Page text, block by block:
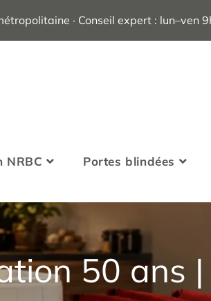
· Conseil expert : lun–ven
NRBC Portes blindées
50 ans